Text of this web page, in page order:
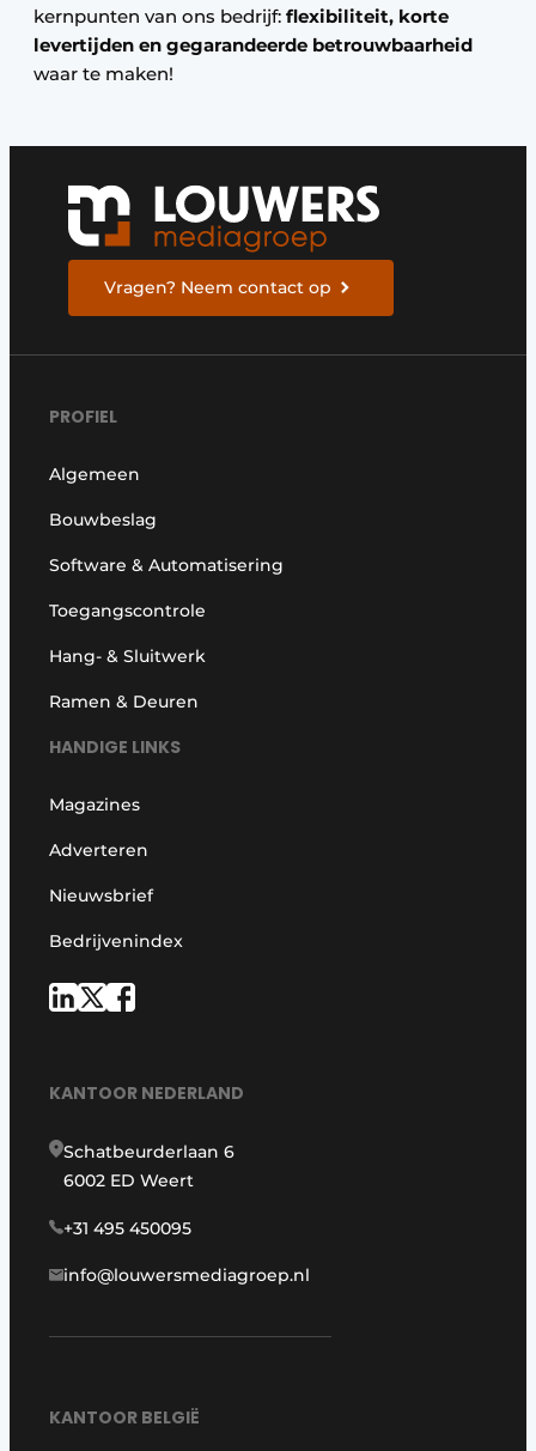
kernpunten van ons bedrijf: flexibiliteit, korte
levertijden en gegarandeerde betrouwbaarheid
waar te maken!
Vragen? Neem contact op
PROFIEL
Algemeen
Bouwbeslag
Software & Automatisering
Toegangscontrole
Hang- & Sluitwerk
Ramen & Deuren
HANDIGE LINKS
Magazines
Adverteren
Nieuwsbrief
Bedrijvenindex
KANTOOR NEDERLAND
Schatbeurderlaan 6
6002 ED Weert
+31 495 450095
info@louwersmediagroep.nl
KANTOOR BELGIË